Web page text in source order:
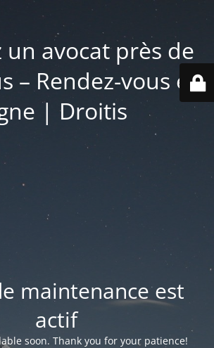
un avocat près de
– Rendez-vous en
| Droitis
maintenance est
actif
soon. Thank you for your patience!